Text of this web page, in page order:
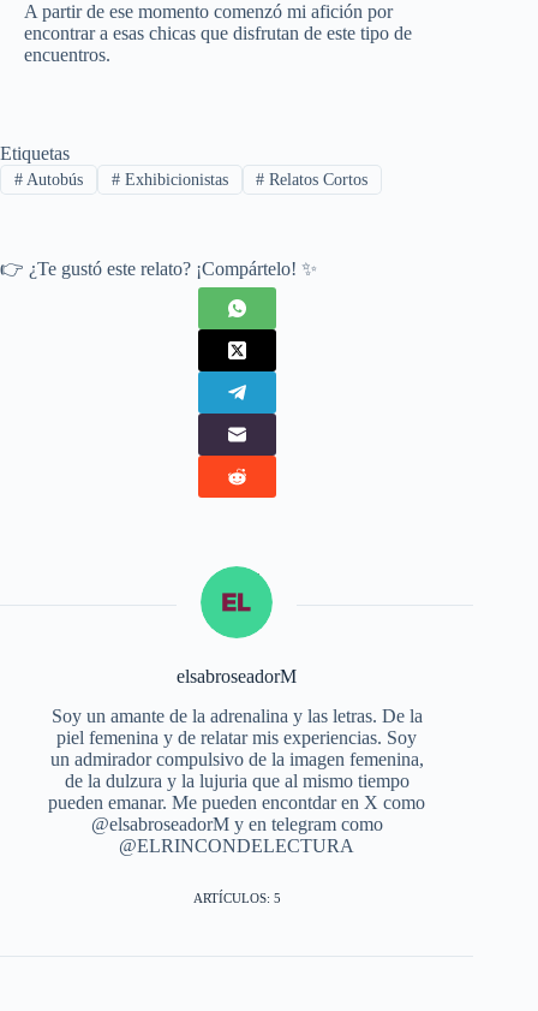
A partir de ese momento comenzó mi afición por
encontrar a esas chicas que disfrutan de este tipo de
encuentros.
Etiquetas
#Autobús #Exhibicionistas # Relatos Cortos
👉 ¿Te gustó este relato? ¡Compártelo! ✨
elsabroseadorM
Soy un amante de la adrenalina y las letras. De la
piel femenina y de relatar mis experiencias. Soy
un admirador compulsivo de la imagen femenina,
de la dulzura y la lujuria que al mismo tiempo
pueden emanar. Me pueden encontdar en X como
@elsabroseadorM y en telegram como
@ELRINCONDELECTURA
ARTÍCULOS: 5